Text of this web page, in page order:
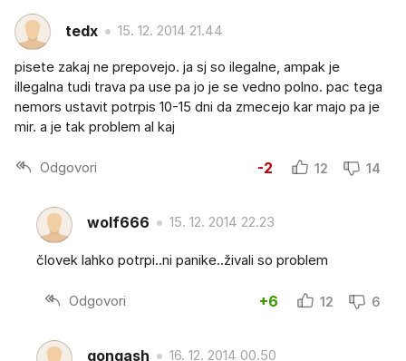
tedx 15. 12. 2014 21.44
pisete zakaj ne prepovejo. ja sj so ilegalne, ampak je
illegalna tudi trava pa use pa jo je se vedno polno. pac tega
nemors ustavit potrpis 10-15 dni da zmecejo kar majo pa je
mir. a je tak problem al kaj
Odgovori -2 12 14
wolf666 15. 12. 2014 22.23
človek lahko potrpi..ni panike..živali so problem
Odgovori +6 12 6
gongash 16. 12. 2014 00.50